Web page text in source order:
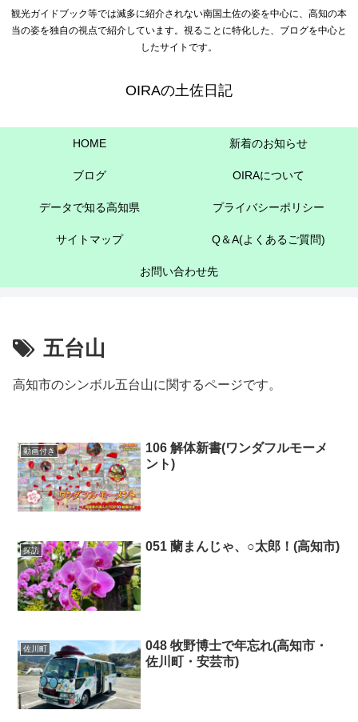
観光ガイドブック等では滅多に紹介されない南国土佐の姿を中心に、高知の本
当の姿を独自の視点で紹介しています。視ることに特化した、ブログを中心と
したサイトです。
OIRAの土佐日記
HOME 新着のお知らせ
ブログ OIRAについて
データで知る高知県 プライバシーポリシー
サイトマップ Q＆A(よくあるご質問)
お問い合わせ先
五台山
高知市のシンボル五台山に関するページです。
動画付き
106 解体新書(ワンダフルモーメ
ント)
探訪 051 蘭まんじゃ、○太郎！(高知市)
佐川町
048 牧野博士で年忘れ(高知市・
佐川町・安芸市)